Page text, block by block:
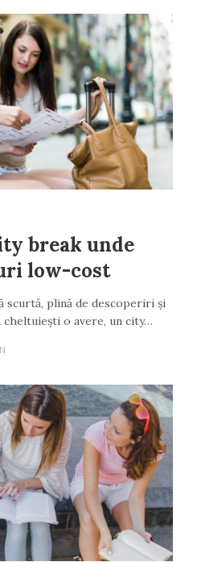
break unde
low-cost
scurtă, plină de descoperiri și
o avere, un city…